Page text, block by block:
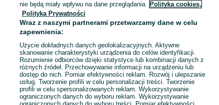
Mapa kategorii
Mapa miejscowości
Mapa ministron
Popularne wyszukiwania
nie będą miały wpływu na dane przeglądania. Polityka cookies,
Polityka Prywatności
Wraz z naszymi partnerami przetwarzamy dane w celu
zapewnienia:
Użycie dokładnych danych geolokalizacyjnych. Aktywne
skanowanie charakterystyki urządzenia do celów identyfikacji.
Rozumienie odbiorców dzięki statystyce lub kombinacji danych z
różnych źródeł. Przechowywanie informacji na urządzeniu lub
dostęp do nich. Pomiar efektywności reklam. Rozwój i ulepszanie
usług. Tworzenie profili w celu personalizacji treści. Tworzenie
profili w celu spersonalizowanych reklam. Wykorzystywanie
ograniczonych danych do wyboru reklam. Wykorzystywanie